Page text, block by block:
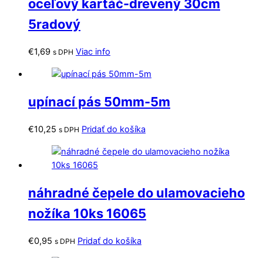
oceľový kartáč-drevený 30cm
5radový
€1,69 s DPH Viac info
upínací pás 50mm-5m
€10,25 s DPH Pridať do košíka
náhradné čepele do ulamovacieho
nožíka 10ks 16065
€0,95 s DPH Pridať do košíka